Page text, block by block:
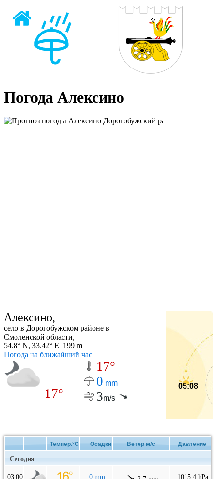
Погода Алексино
Алексино,
село в Дорогобужском районе в
Смоленской области,
54.8° N, 33.42° E 199 m
Погода на ближайший час
17°
17°
0 mm
3m/s
05:08
Темпер.°C Осадки Ветер м/с Давление
Сегодня
03:00 0 mm 1015.4 hPa